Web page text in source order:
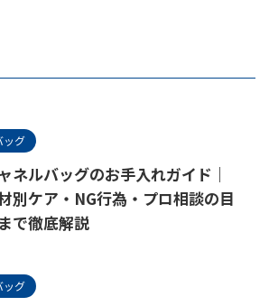
ッグ
ネルバッグのお手入れガイド｜
別ケア・NG行為・プロ相談の目
で徹底解説
ッグ